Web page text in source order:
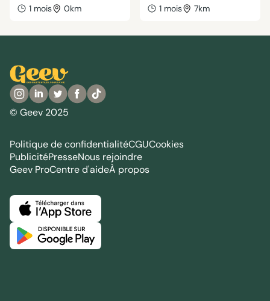
1 mois 0km 1 mois 7km
© Geev 2025
Politique de confidentialitéCGUCookies
PublicitéPresseNous rejoindre
Geev ProCentre d'aideÀ propos